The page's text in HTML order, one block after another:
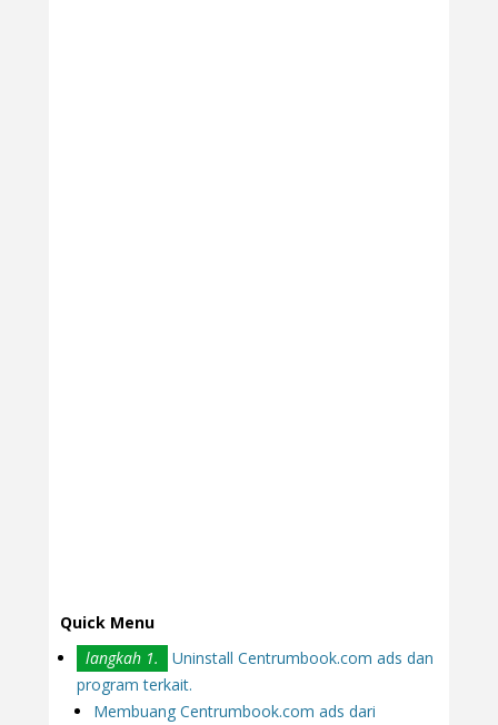
Quick Menu
langkah 1.
Uninstall Centrumbook.com ads dan
program terkait.
Membuang Centrumbook.com ads dari